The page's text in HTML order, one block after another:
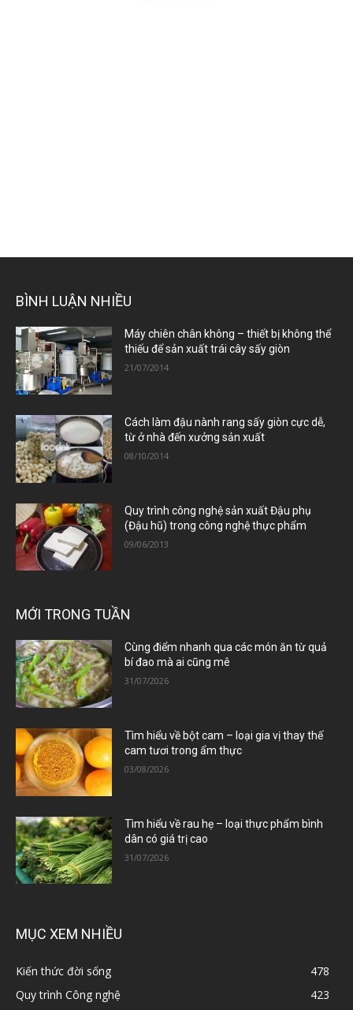
BÌNH LUẬN NHIỀU
Máy chiên chân không – thiết bị không thể
thiếu để sản xuất trái cây sấy giòn
21/07/2014
Cách làm đậu nành rang sấy giòn cực dễ,
từ ở nhà đến xưởng sản xuất
08/10/2014
Quy trình công nghệ sản xuất Đậu phụ
(Đậu hũ) trong công nghệ thực phẩm
09/06/2013
MỚI TRONG TUẦN
Cùng điểm nhanh qua các món ăn từ quả
bí đao mà ai cũng mê
31/07/2026
Tìm hiểu về bột cam – loại gia vị thay thế
cam tươi trong ẩm thực
03/08/2026
Tìm hiểu về rau hẹ – loại thực phẩm bình
dân có giá trị cao
31/07/2026
MỤC XEM NHIỀU
Kiến thức đời sống
478
Quy trình Công nghệ
423